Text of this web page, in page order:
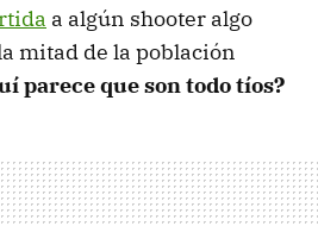
a algún shooter algo
mitad de la población
parece que son todo tíos?